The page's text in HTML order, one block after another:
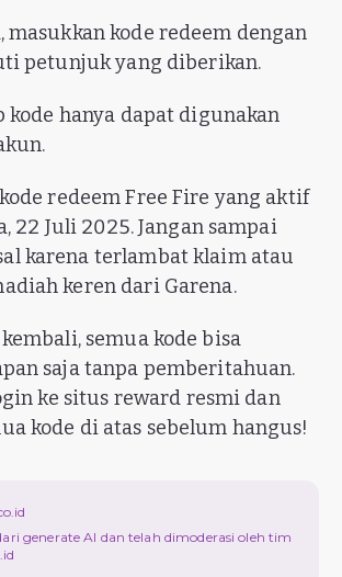
masukkan kode redeem dengan
petunjuk yang diberikan.
kode hanya dapat digunakan
redeem Free Fire yang aktif
22 Juli 2025. Jangan sampai
karena terlambat klaim atau
keren dari Garena.
semua kode bisa
saja tanpa pemberitahuan.
ke situs reward resmi dan
kode di atas sebelum hangus!
generate AI dan telah dimoderasi oleh tim